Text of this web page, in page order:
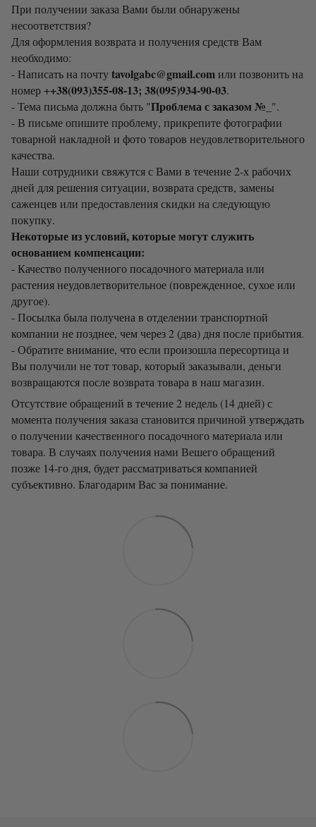
При получении заказа Вами были обнаружены
несоответствия?
Для оформления возврата и получения средств Вам
необходимо:
- Написать на почтуtavolgabc@gmail.comили позвонить на
номер ++38(093)355-08-13; 38(095)934-90-03.
- Тема письма должна быть "Проблема с заказом №_ ".
- В письме опишите проблему, прикрепите фотографии
товарной накладной и фото товаров неудовлетворительного
качества.
Наши сотрудники свяжутся с Вами в течение 2-х рабочих
дней для решения ситуации, возврата средств, замены
саженцев или предоставления скидки на следующую
покупку.
Некоторые из условий, которые могут служить
основанием компенсации:
- Качество полученного посадочного материала или
растения неудовлетворительное (поврежденное, сухое или
другое).
- Посылка была получена в отделении транспортной
компании не позднее, чем через 2 (два) дня после прибытия.
- Обратите внимание, что если произошла пересортица и
Вы получили не тот товар, который заказывали, деньги
возвращаются после возврата товара в наш магазин.
Отсутствие обращений в течение 2 недель (14 дней) с
момента получения заказа становится причиной утверждать
о получении качественного посадочного материала или
товара. В случаях получения нами Вешего обращений
позже 14-го дня, будет рассматриваться компанией
субъективно. Благодарим Вас за понимание.